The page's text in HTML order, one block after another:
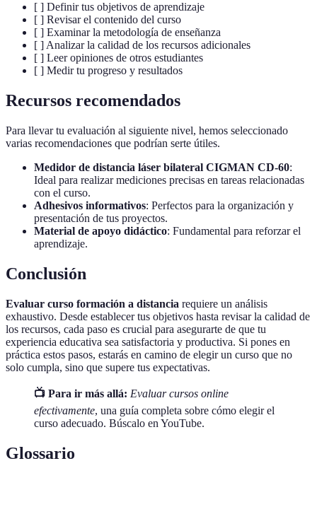
[ ] Definir tus objetivos de aprendizaje
[ ] Revisar el contenido del curso
[ ] Examinar la metodología de enseñanza
[ ] Analizar la calidad de los recursos adicionales
[ ] Leer opiniones de otros estudiantes
[ ] Medir tu progreso y resultados
Recursos recomendados
Para llevar tu evaluación al siguiente nivel, hemos seleccionado
varias recomendaciones que podrían serte útiles.
Medidor de distancia láser bilateral CIGMAN CD-60:
Ideal para realizar mediciones precisas en tareas relacionadas
con el curso.
Adhesivos informativos: Perfectos para la organización y
presentación de tus proyectos.
Material de apoyo didáctico: Fundamental para reforzar el
aprendizaje.
Conclusión
Evaluar curso formación a distancia requiere un análisis
exhaustivo. Desde establecer tus objetivos hasta revisar la calidad de
los recursos, cada paso es crucial para asegurarte de que tu
experiencia educativa sea satisfactoria y productiva. Si pones en
práctica estos pasos, estarás en camino de elegir un curso que no
solo cumpla, sino que supere tus expectativas.
📺 Para ir más allá: Evaluar cursos online
efectivamente, una guía completa sobre cómo elegir el
curso adecuado. Búscalo en YouTube.
Glossario